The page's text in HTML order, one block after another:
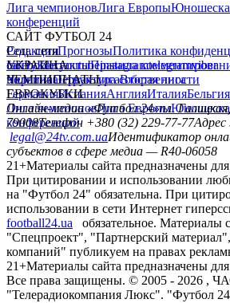
Лига чемпионовЛига Европы
конференций
САЙТ ФУТБОЛ 24
РедакцияПрогнозыПолитика
сайтуКонтактыПравила
политикаСтруктура собственности
Соц. сети
facebookxyoutubeinstagramtelegramviber
УКРАИНА
УкраинаПервая лигаВторая лига
ЧЕМПИОНАТЫ
ГерманияИспанияАнглияИталияБельгия
ЕВРОКУБКИ
Лига чемпионовЛига Европы
конференций
Онлайн-медиа «Футбол 24»пл.
79008Телефон +380 (32) 229-77-77
legal@24tv.com.uaИдентификатор
субъектов в сфере медиа — R40-06058
21+Материалы сайта предназначены
При цитировании и использовании
на "Футбол 24" обязательна. При
использовании в сети Интернет
football24.ua
обязательное. Материалы
"Спецпроект", "Партнерский
компаний" публикуем на правах
21+Материалы сайта предназначены
Все права защищены. © 2005 - 2026 ,
"Телерадиокомпания Люкс". "Футбол